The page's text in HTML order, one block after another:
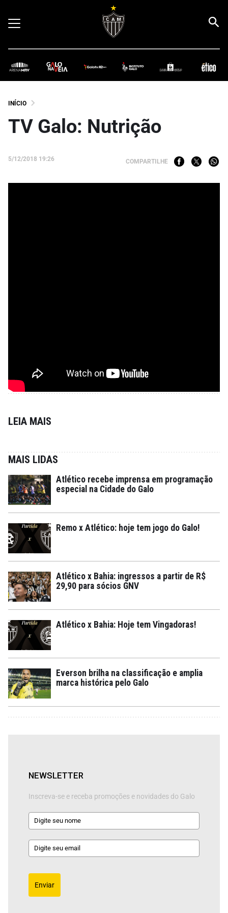
INÍCIO
TV Galo: Nutrição
5/12/2018 19:26 COMPARTILHE
LEIA MAIS
MAIS LIDAS
Atlético recebe imprensa em programação
especial na Cidade do Galo
Remo x Atlético: hoje tem jogo do Galo!
Atlético x Bahia: ingressos a partir de R$
29,90 para sócios GNV
Atlético x Bahia: Hoje tem Vingadoras!
Everson brilha na classificação e amplia
marca histórica pelo Galo
NEWSLETTER
Inscreva-se e receba promoções e novidades do Galo
Enviar